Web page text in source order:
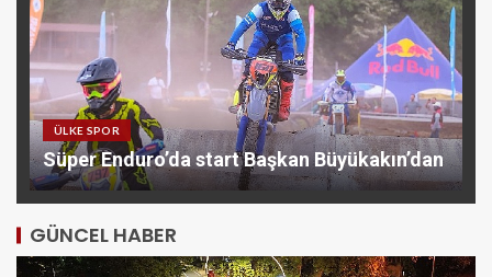
ÜLKE SPOR
Süper Enduro’da start Başkan Büyükakın’dan
GÜNCEL HABER